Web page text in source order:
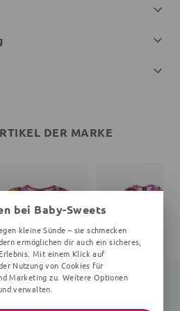
DER MARKE
bei Baby-Sweets
kleine Sünde – sie schmecken
ermöglichen dir auch ein sicheres,
Mit einem Klick auf
Nutzung von Cookies für
Marketing zu. Weitere Optionen
verwalten.